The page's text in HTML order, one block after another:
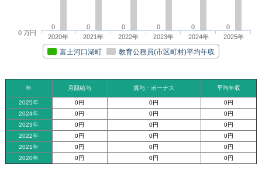
0 0 0 0 0 0
富士河口湖町 教育公務員(市区町村)平均年収
2020年 2021年 2022年 2023年 2024年 2025年
0 万円
年 月額給与 賞与・ボーナス 平均年収
2025年 0円 0円
0円
2024年
0円 0円
0円
2023年
0円 0円
0円
2022年
0円 0円
0円
2021年
0円 0円
0円
2020年
0円 0円 0円